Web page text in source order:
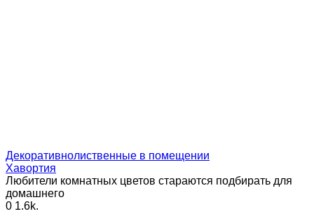
Декоративнолиственные в помещении
Хавортия
Любители комнатных цветов стараются подбирать для
домашнего
0 1.6k.